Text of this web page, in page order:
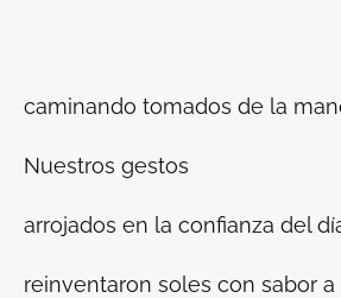
caminando tomados de la
Nuestros gestos
arrojados en la confianza del
reinventaron soles con sabor a